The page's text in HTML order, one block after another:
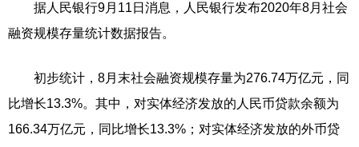
据人民银行9月11日消息，人民银行发布2020年8月社会
融资规模存量统计数据报告。
初步统计，8月末社会融资规模存量为276.74万亿元，同
比增长13.3%。其中，对实体经济发放的人民币贷款余额为
166.34万亿元，同比增长13.3%；对实体经济发放的外币贷